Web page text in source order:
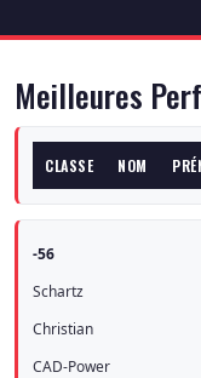
Meilleures
CLASSE NOM
-56
Schartz
Christian
CAD-Power